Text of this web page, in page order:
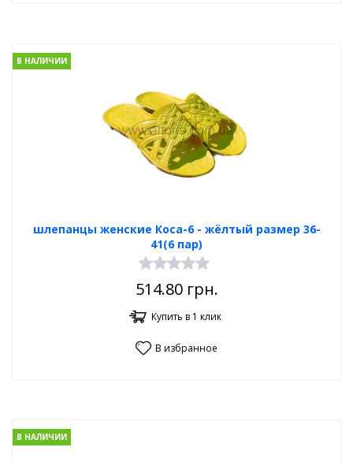
шлепанцы женские Коса-6 - жёлтый размер 36-
41(6 пар)
В НАЛИЧИИ
514.80грн.
Купить в 1 клик
В избранное
В НАЛИЧИИ